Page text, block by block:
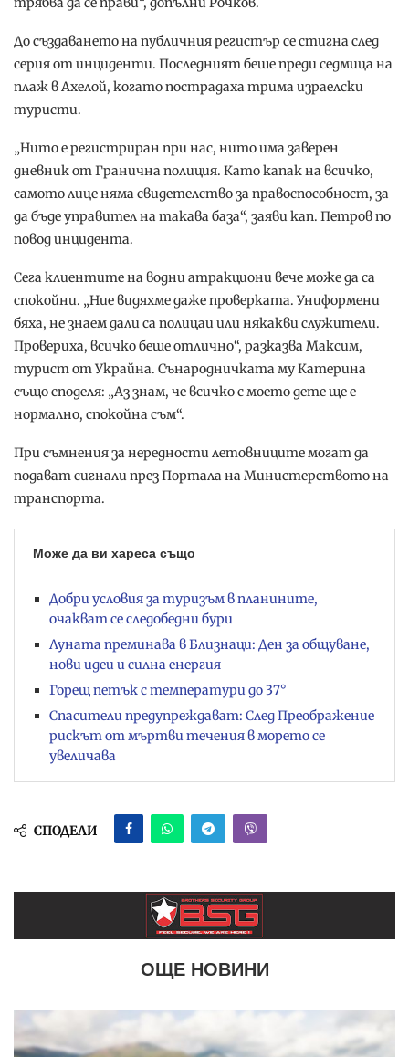
До създаването на публичния регистър се стигна след
серия от инциденти. Последният беше преди седмица на
плаж в Ахелой, когато пострадаха трима израелски
туристи.
„Нито е регистриран при нас, нито има заверен
дневник от Гранична полиция. Като капак на всичко,
самото лице няма свидетелство за правоспособност, за
да бъде управител на такава база“, заяви кап. Петров по
повод инцидента.
Сега клиентите на водни атракциони вече може да са
спокойни. „Ние видяхме даже проверката. Униформени
бяха, не знаем дали са полицаи или някакви служители.
Провериха, всичко беше отлично“, разказва Максим,
турист от Украйна. Сънародничката му Катерина
също споделя: „Аз знам, че всичко с моето дете ще е
нормално, спокойна съм“.
При съмнения за нередности летовниците могат да
подават сигнали през Портала на Министерството на
транспорта.
Може да ви хареса също
Добри условия за туризъм в планините,
очакват се следобедни бури
Луната преминава в Близнаци: Ден за общуване,
нови идеи и силна енергия
Горещ петък с температури до 37°
Спасители предупреждават: След Преображение
рискът от мъртви течения в морето се
увеличава
СПОДЕЛИ
ОЩЕ НОВИНИ